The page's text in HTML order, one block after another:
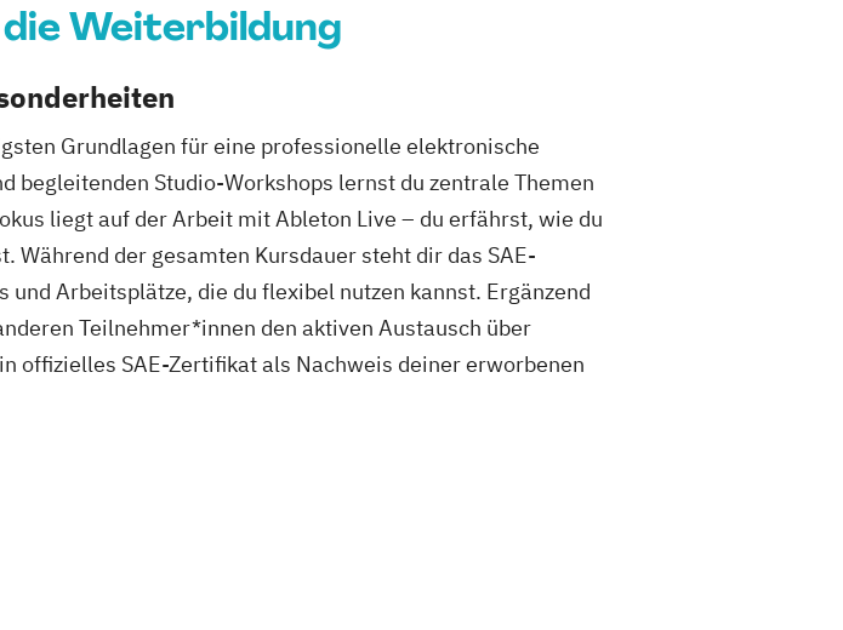
Weiterbildung
Grundlagen für eine professionelle elektronische
Studio-Workshops lernst du zentrale Themen
liegt auf der Arbeit mit Ableton Live – du erfährst, wie du
der gesamten Kursdauer steht dir das SAE-
Arbeitsplätze, die du flexibel nutzen kannst. Ergänzend
Teilnehmer*innen den aktiven Austausch über
offizielles SAE-Zertifikat als Nachweis deiner erworbenen